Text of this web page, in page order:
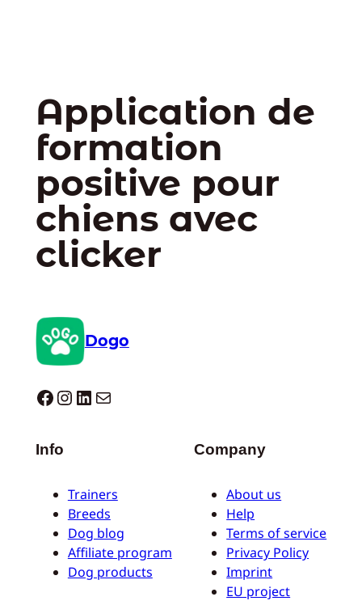
Application de
formation
positive pour
chiens avec
clicker
Dogo
Dogo facebook InstagramLinkedIn E-mail
Info
Trainers
Breeds
Dog blog
Affiliate program
Dog products
Company
About us
Help
Terms of service
Privacy Policy
Imprint
EU project